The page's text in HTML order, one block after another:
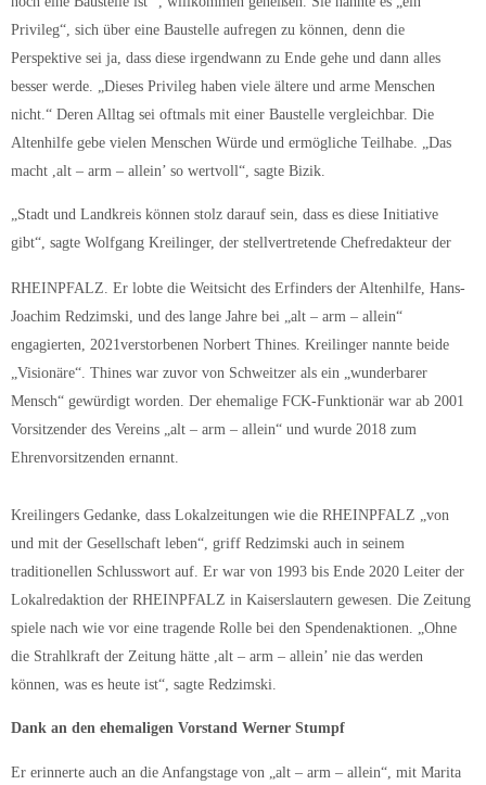
Privileg“, sich über eine Baustelle aufregen zu können, denn die
Perspektive sei ja, dass diese irgendwann zu Ende gehe und dann alles
besser werde. „Dieses Privileg haben viele ältere und arme Menschen
nicht.“ Deren Alltag sei oftmals mit einer Baustelle vergleichbar. Die
Altenhilfe gebe vielen Menschen Würde und ermögliche Teilhabe. „Das
macht ,alt – arm – allein’ so wertvoll“, sagte Bizik.
„Stadt und Landkreis können stolz darauf sein, dass es diese Initiative
gibt“, sagte Wolfgang Kreilinger, der stellvertretende Chefredakteur der
RHEINPFALZ. Er lobte die Weitsicht des Erfinders der Altenhilfe, Hans-
Joachim Redzimski, und des lange Jahre bei „alt – arm – allein“
engagierten, 2021verstorbenen Norbert Thines. Kreilinger nannte beide
„Visionäre“. Thines war zuvor von Schweitzer als ein „wunderbarer
Mensch“ gewürdigt worden. Der ehemalige FCK-Funktionär war ab 2001
Vorsitzender des Vereins „alt – arm – allein“ und wurde 2018 zum
Ehrenvorsitzenden ernannt.
Kreilingers Gedanke, dass Lokalzeitungen wie die RHEINPFALZ „von
und mit der Gesellschaft leben“, griff Redzimski auch in seinem
traditionellen Schlusswort auf. Er war von 1993 bis Ende 2020 Leiter der
Lokalredaktion der RHEINPFALZ in Kaiserslautern gewesen. Die Zeitung
spiele nach wie vor eine tragende Rolle bei den Spendenaktionen. „Ohne
die Strahlkraft der Zeitung hätte ,alt – arm – allein’ nie das werden
können, was es heute ist“, sagte Redzimski.
Dank an den ehemaligen Vorstand Werner Stumpf
Er erinnerte auch an die Anfangstage von „alt – arm – allein“, mit Marita